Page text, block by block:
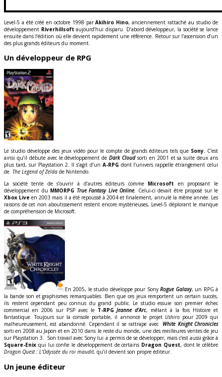
Level-5 a été créé en octobre 1998 parAkihiro Hino, anciennement rattaché au studio de
développement Riverhillsoft aujourd’hui disparu. D’abord développeur, la société se lance
ensuite dans l’édition où elle devient rapidement une référence. Retour sur l’ascension d’un
des plus grands éditeurs du moment.
Un développeur de RPG
Le studio développe des jeux vidéo pour le compte de grands éditeurs tels que Sony. C’est
ainsi qu’il débute avec le développement deDark Cloud sorti en 2001 et sa suite deux ans
plus tard, sur Playstation 2. Il s’agit d’un A-RPG dont l’univers rappelle étrangement celui
de The Legend of Zelda de Nintendo.
La société tente de s’ouvrir à d’autres éditeurs comme Microsoft en proposant le
développement du MMORPG True Fantasy Live Online. Celui-ci devait être proposé sur le
Xbox Live en 2003 mais il a été repoussé à 2004 et finalement, annulé la même année. Les
raisons de cet non aboutissement restent encore mystérieuses, Level-5 déplorant le manque
de compréhension de Microsoft.
En 2005, le studio développe pour SonyRogue Galaxy, un RPG à
la bande son et graphismes remarquables. Bien que ces jeux remportent un certain succès,
ils restent cependant peu connus du grand public. Le studio essuie son premier échec
commercial en 2006 sur PSP avec le T-RPG Jeanne d’Arc, mêlant à la fois Histoire et
fantastique. Toujours sur la console portable, il annonce le projet Ushiropour 2009 qui
malheureusement, est abandonné. Cependant il se rattrape avec White Knight Chronicles
sorti en 2008 au Japon et en 2010 dans le reste du monde, une des meilleures ventes de jeu
sur Playstation 3. Son travail avec Sony lui a permis de se développer, mais c’est aussi grâce à
Square-Enix qui lui confie le développement de certains Dragon Quest, dont le célèbre
Dragon Quest : L’Odyssée du roi maudit, qu’il devient son propre éditeur.
Un jeune éditeur